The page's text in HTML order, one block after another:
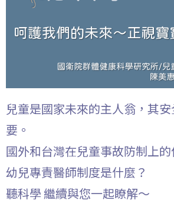
兒童是國家未來的主人翁，其
要。
國外和台灣在兒童事故防制上的
幼兒專責醫師制度是什麼？
聽科學 繼續與您一起瞭解～